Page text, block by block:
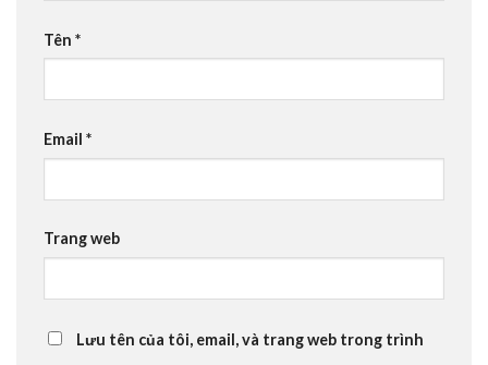
Tên *
Email *
Trang web
Lưu tên của tôi, email, và trang web trong trình